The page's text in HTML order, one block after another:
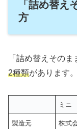
「詰め替え
方
「詰め替えそのま
2種類があります
ミニ
製造元 株式